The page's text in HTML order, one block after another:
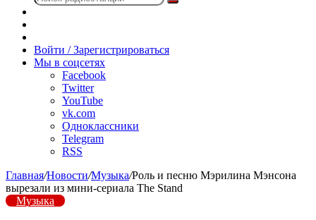
Поиск
радио
Войти / Зарегистрироваться
Мы в соцсетях
Facebook
Twitter
YouTube
vk.com
Одноклассники
Telegram
RSS
Главная/Новости/Музыка/Роль и песню Мэрилина Мэнсона
вырезали из мини-сериала The Stand
Музыка